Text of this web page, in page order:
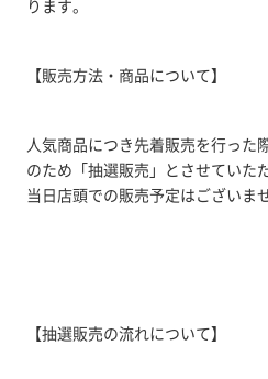
ります。
【販売方法・商品について】
人気商品につき先着販売を行った
のため「抽選販売」とさせていた
当日店頭での販売予定はございませ
【抽選販売の流れについて】